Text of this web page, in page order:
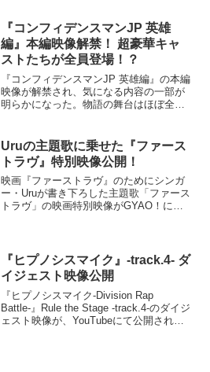
な飛行シーンの裏側を捉えたメイキング
映像・日本語...
『コンフィデンスマンJP 英雄
編』本編映像解禁！ 超豪華キャ
ストたちが全員登場！？
『コンフィデンスマンJP 英雄編』の本編
映像が解禁され、気になる内容の一部が
明らかになった。物語の舞台はほぼ全編
走り、マルタの街を縦横無尽に駆け巡る
コンフィデンスマンた...
Uruの主題歌に乗せた『ファース
トラヴ』特別映像公開！
映画『ファーストラヴ』のためにシンガ
ー・Uruが書き下ろした主題歌「ファース
トラヴ」の映画特別映像がGYAO！にて
士・迦葉（中村倫也...
『ヒプノシスマイク』-track.4- ダ
イジェスト映像公開
『ヒプノシスマイク-Division Rap
Battle-』Rule the Stage -track.4-のダイジ
ェスト映像が、YouTubeにて公開され